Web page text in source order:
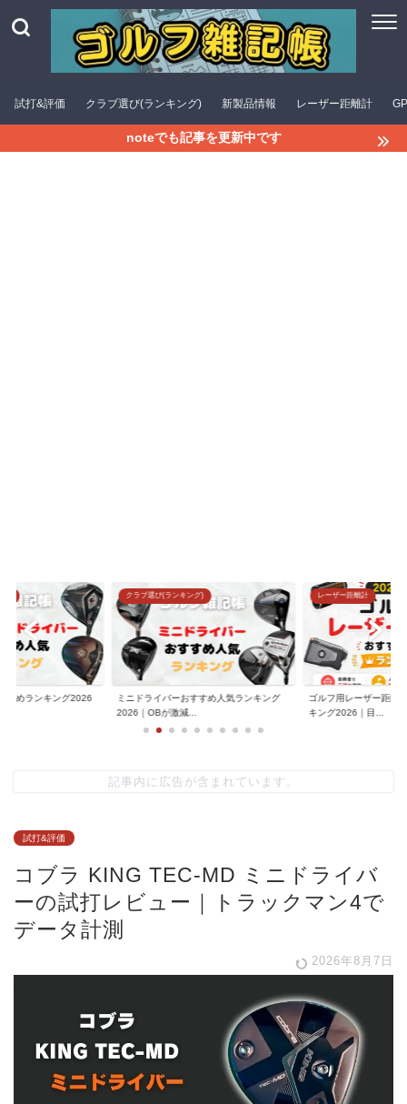
試打&評価 クラブ選び(ランキング) 新製品情報 レーザー距離計
noteでも記事を更新中です
すめ人気ランキング
レーザー距離計
ゴルフ用レーザー距離計おすすめ人気ラン
キング2026｜目...
クラブ選び(ランキング)
中級者向けアイアンお
グ｜90切り・80...
記事内に広告が含まれています。
試打&評価
コブラ KING TEC-MD ミニドライバ
ーの試打レビュー｜トラックマン4で
データ計測
2026年8月7日